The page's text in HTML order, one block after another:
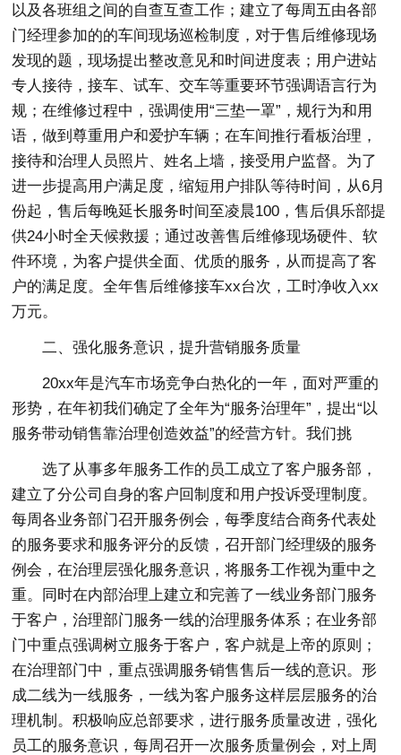
以及各班组之间的自查互查工作；建立了每周五由各部
门经理参加的的车间现场巡检制度，对于售后维修现场
发现的题，现场提出整改意见和时间进度表；用户进站
专人接待，接车、试车、交车等重要环节强调语言行为
规；在维修过程中，强调使用“三垫一罩”，规行为和用
语，做到尊重用户和爱护车辆；在车间推行看板治理，
接待和治理人员照片、姓名上墙，接受用户监督。为了
进一步提高用户满足度，缩短用户排队等待时间，从6月
份起，售后每晚延长服务时间至凌晨100，售后俱乐部提
供24小时全天候救援；通过改善售后维修现场硬件、软
件环境，为客户提供全面、优质的服务，从而提高了客
户的满足度。全年售后维修接车xx台次，工时净收入xx
万元。
二、强化服务意识，提升营销服务质量
20xx年是汽车市场竞争白热化的一年，面对严重的
形势，在年初我们确定了全年为“服务治理年”，提出“以
服务带动销售靠治理创造效益”的经营方针。我们挑
选了从事多年服务工作的员工成立了客户服务部，
建立了分公司自身的客户回制度和用户投诉受理制度。
每周各业务部门召开服务例会，每季度结合商务代表处
的服务要求和服务评分的反馈，召开部门经理级的服务
例会，在治理层强化服务意识，将服务工作视为重中之
重。同时在内部治理上建立和完善了一线业务部门服务
于客户，治理部门服务一线的治理服务体系；在业务部
门中重点强调树立服务于客户，客户就是上帝的原则；
在治理部门中，重点强调服务销售售后一线的意识。形
成二线为一线服务，一线为客户服务这样层层服务的治
理机制。积极响应总部要求，进行服务质量改进，强化
员工的服务意识，每周召开一次服务质量例会，对上周